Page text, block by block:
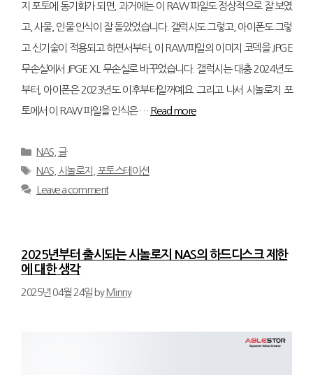
지 포토에 동기화가 되면, 과거에는 이 RAW 파일도 정상적으로 잘 보였
고, 사물, 인물 인식이 잘 돌았었습니다. 갤럭시도 그렇고, 아이폰도 그렇
고 신기술이 적용되고 하면서부터, 이 RAW파일의 이미지 코덱을 JPGE
무손실에서 JPGE XL 무손실로 바꾸었습니다. 갤럭시는 대충 2024년도
부터, 아이폰은 2023년도 이후부터일꺼예요. 그리고 나서 시놀로지 포
토에서 이 RAW 파일을 인식은 … Read more
Categories
NAS, 글
Tags
NAS, 시놀로지
포토스테이션
Leave a comment
2025년부터 출시되는 시놀로지 NAS의 하드디스크 제한
에 대한 생각
2025년 04월 24일 by Minny